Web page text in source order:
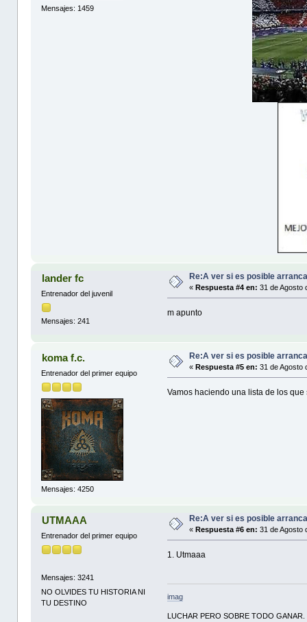
Mensajes: 1459
lander fc
Entrenador del juvenil
Mensajes: 241
Re:A ver si es posible
«Respuesta #4 en: 31 de Agosto
m apunto
koma f.c.
Entrenador del primer equipo
Mensajes: 4250
Re:A ver si es posible
«Respuesta #5 en: 31 de Agosto
Vamos haciendo una lista de los que
UTMAAA
Entrenador del primer equipo
Mensajes: 3241
NO OLVIDES TU HISTORIA NI
TU DESTINO
Re:A ver si es posible
«Respuesta #6 en: 31 de Agosto
1. Utmaaa
imag
LUCHAR PERO SOBRE TODO GANAR.